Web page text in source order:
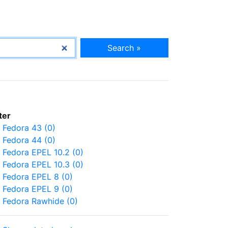
Search »
Fedora 43 (0)
Fedora 44 (0)
Fedora EPEL 10.2 (0)
Fedora EPEL 10.3 (0)
Fedora EPEL 8 (0)
Fedora EPEL 9 (0)
Fedora Rawhide (0)